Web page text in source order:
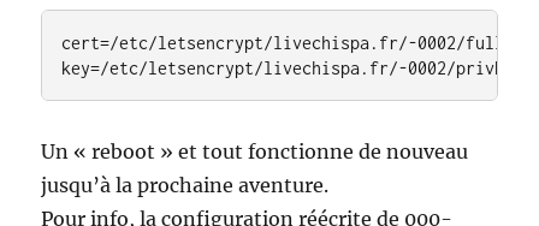
cert=/etc/letsencrypt/livechispa.fr/-0002/
key=/etc/letsencrypt/livechispa.fr/-0002/
Un « reboot » et tout fonctionne de nouveau
jusqu’à la prochaine aventure.
Pour info, la configuration réécrite de 000-